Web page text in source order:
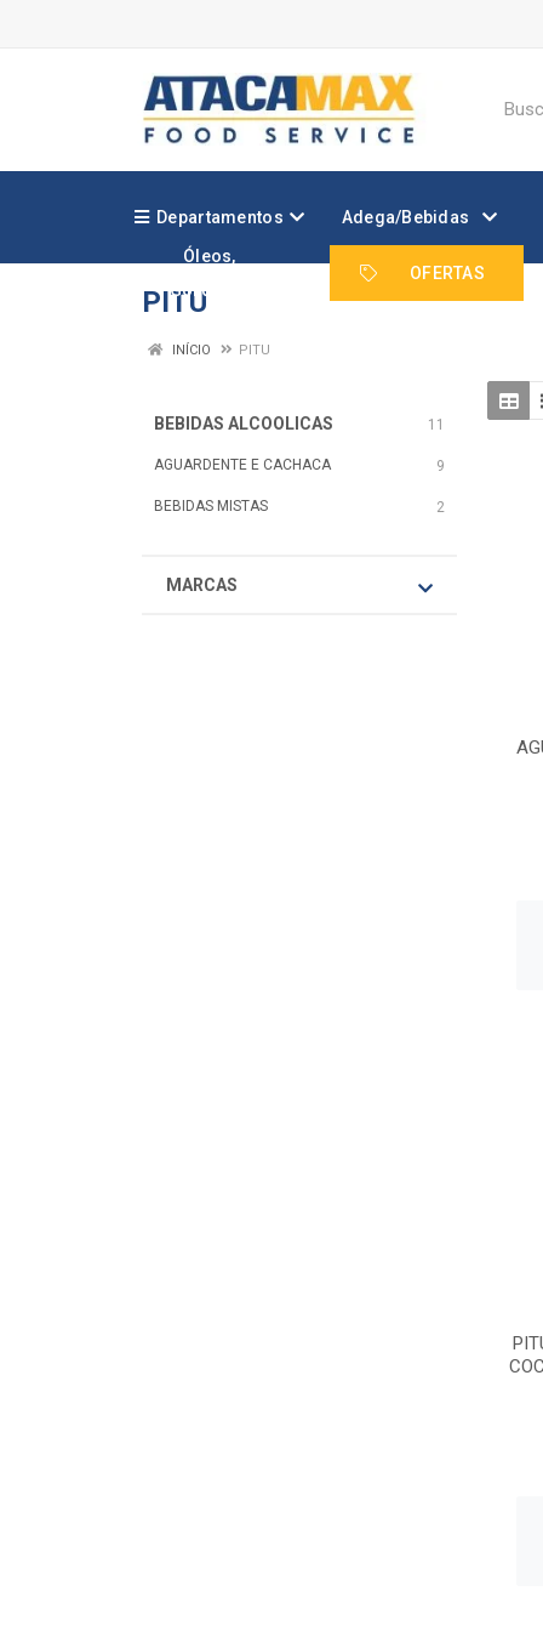
Departamentos
Adega/Bebidas
Óleos,
Gorduras
OFERTAS
PITU
INÍCIO PITU
BEBIDAS ALCOOLICAS 11
AGUARDENTE E CACHACA 9
BEBIDAS MISTAS 2
MARCAS